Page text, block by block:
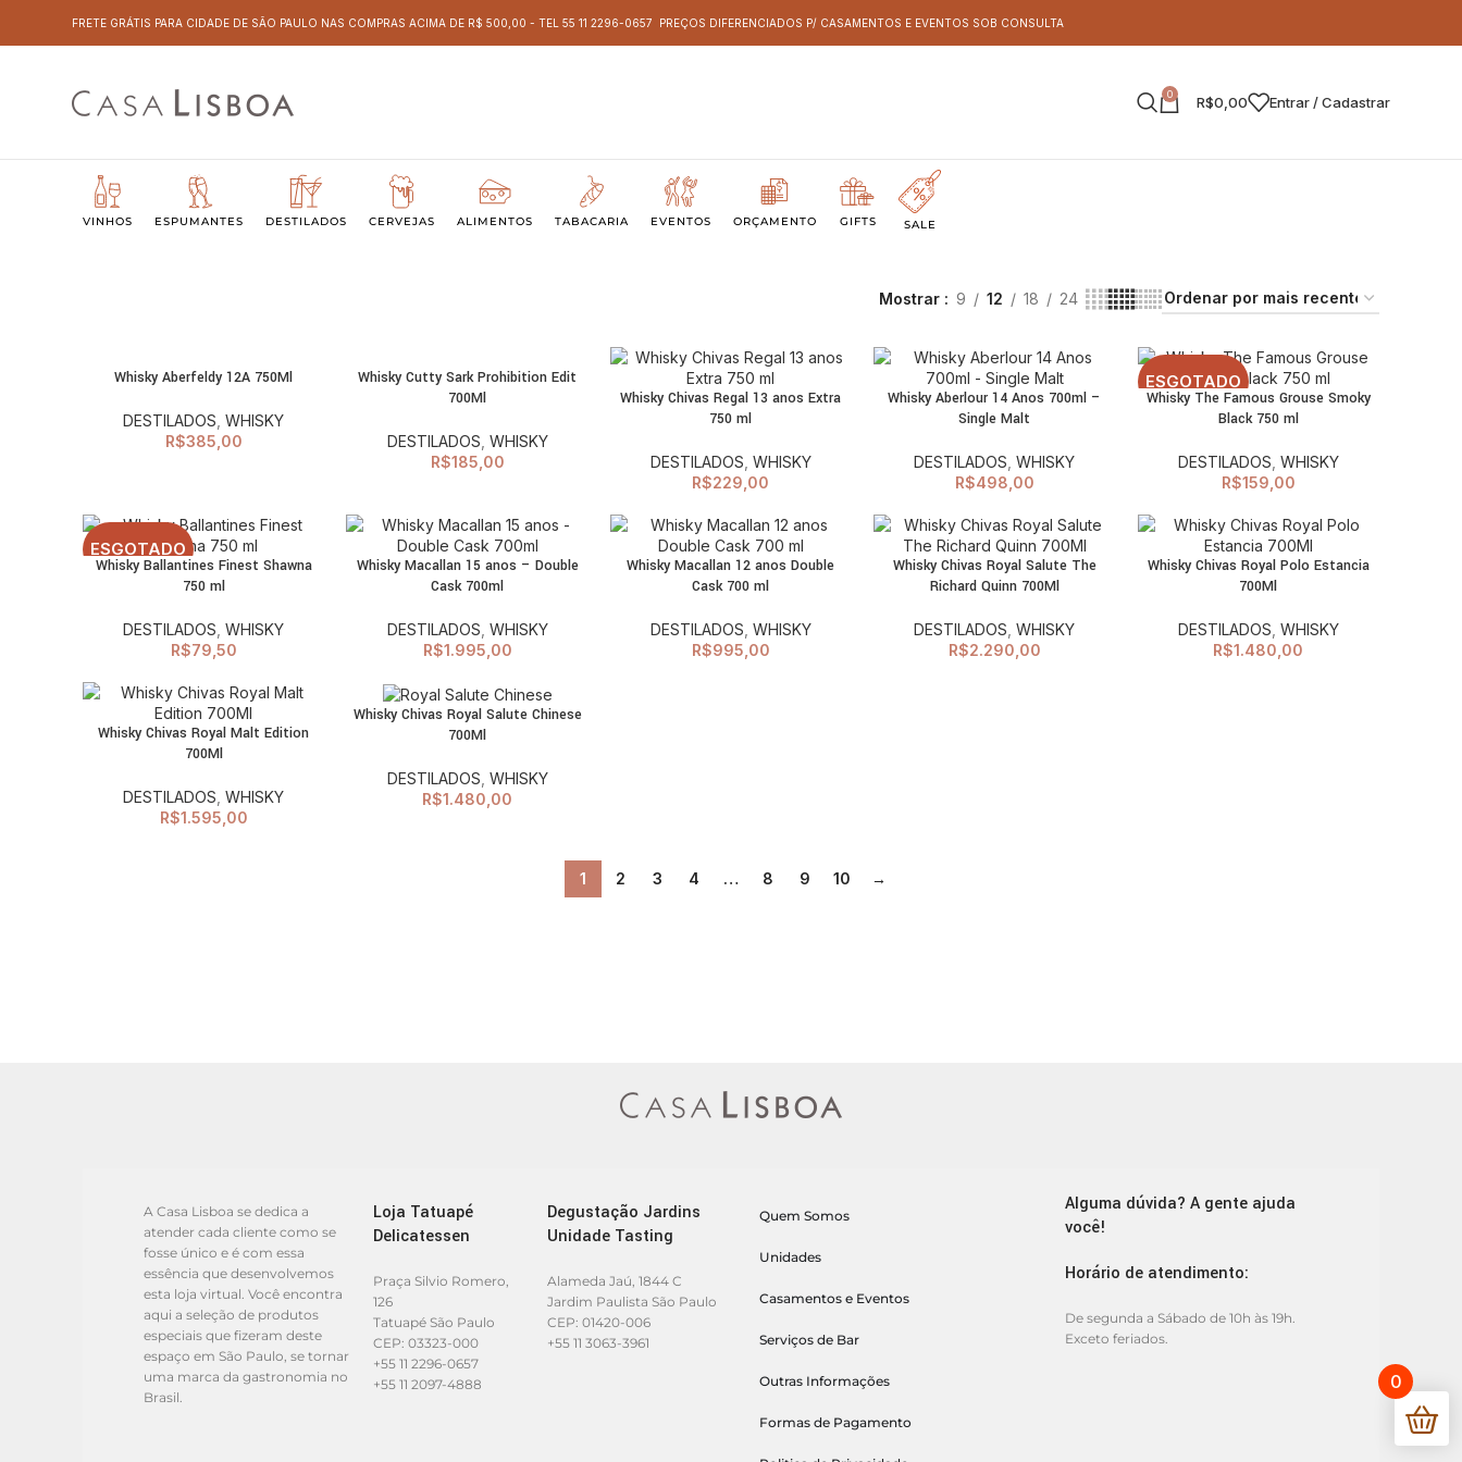
FRETE GRÁTIS PARA CIDADE DE SÃO PAULO NAS COMPRAS ACIMA DE R$ 500,00 - TEL 55 11 2296-0657 PREÇOS DIFERENCIADOS P/ CASAMENTOS E EVENTOS SOB CONSULTA
0 R$0,00 Entrar / Cadastrar
VINHOS ESPUMANTES DESTILADOS CERVEJAS ALIMENTOS TABACARIA EVENTOS ORÇAMENTO GIFTS SALE
Mostrar 9 12 18 24
ADICIONAR AO
Whisky Aberfeldy 12A 750Ml
DESTILADOS ,WHISKY
R$385,00
ADICIONAR AO
CARRINHO
Whisky Cutty Sark Prohibition Edit
700Ml
DESTILADOS WHISKY
R$185,00
ADICIONAR AO
CARRINHO
Whisky Chivas Regal 13 anos Extra
750 ml
DESTILADOS WHISKY
R$229,00
ADICIONAR AO
CARRINHO
Whisky Aberlour 14 Anos 700ml –
Single Malt
DESTILADOS ,WHISKY
R$498,00
ESGOTADO
LEIA MAIS
Whisky The Famous Grouse Smoky
Black 750 ml
DESTILADOS WHISKY
R$159,00
ESGOTADO
LEIA MAIS
Whisky Ballantines Finest Shawna
750 ml
DESTILADOS ,WHISKY
R$79,50
ADICIONAR AO
CARRINHO
Whisky Macallan 15 anos – Double
Cask 700ml
DESTILADOS WHISKY
R$1.995,00
ADICIONAR AO
CARRINHO
Whisky Macallan 12 anos Double
Cask 700 ml
DESTILADOS WHISKY
R$995,00
ADICIONAR AO CARRINHO
Whisky Chivas Royal Salute The
Richard Quinn 700Ml
DESTILADOS ,WHISKY
R$2.290,00
ADICIONAR AO
CARRINHO
Whisky Chivas Royal Polo Estancia
700Ml
DESTILADOS WHISKY
R$1.480,00
ADICIONAR AO
CARRINHO
Whisky Chivas Royal Malt Edition
700Ml
DESTILADOS ,WHISKY
R$1.595,00
ADICIONAR AO
CARRINHO
Whisky Chivas Royal Salute Chinese
700Ml
DESTILADOS WHISKY
R$1.480,00
1 2 3 4 … 8 9 10 →
A Casa Lisboa se dedica a
atender cada cliente como se
fosse único e é com essa
essência que desenvolvemos
esta loja virtual. Você encontra
aqui a seleção de produtos
especiais que fizeram deste
espaço em São Paulo, se tornar
uma marca da gastronomia no
Brasil.
Loja Tatuapé
Delicatessen
Praça Silvio Romero,
126
Tatuapé São Paulo
CEP: 03323-000
+55 11 2296-0657
+55 11 2097-4888
Degustação Jardins
Unidade Tasting
Alameda Jaú, 1844 C
Jardim Paulista São Paulo
CEP: 01420-006
+55 11 3063-3961
Quem Somos
Unidades
Casamentos e Eventos
Serviços de Bar
Outras Informações
Formas de Pagamento
Alguma dúvida? A gente ajuda
você!
Horário de atendimento:
De segunda a Sábado de 10h às 19h.
Exceto feriados.
0